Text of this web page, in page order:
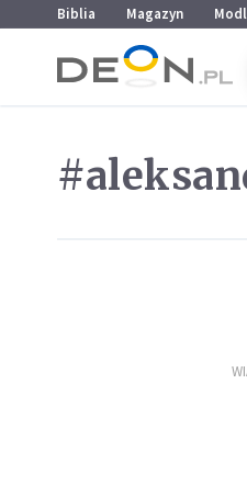
Przejdź do menu głównego
Przejdź do treści
Biblia Magazyn